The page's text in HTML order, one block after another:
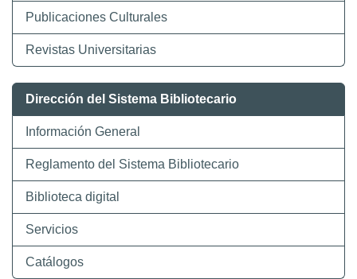
Publicaciones Culturales
Revistas Universitarias
Dirección del Sistema Bibliotecario
Información General
Reglamento del Sistema Bibliotecario
Biblioteca digital
Servicios
Catálogos